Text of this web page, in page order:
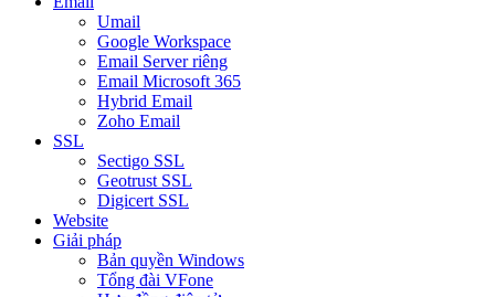
Umail
Google Workspace
Email Server riêng
Email Microsoft 365
Hybrid Email
Zoho Email
SSL
Sectigo SSL
Geotrust SSL
Digicert SSL
Website
Giải pháp
Bản quyền Windows
Tổng đài VFone